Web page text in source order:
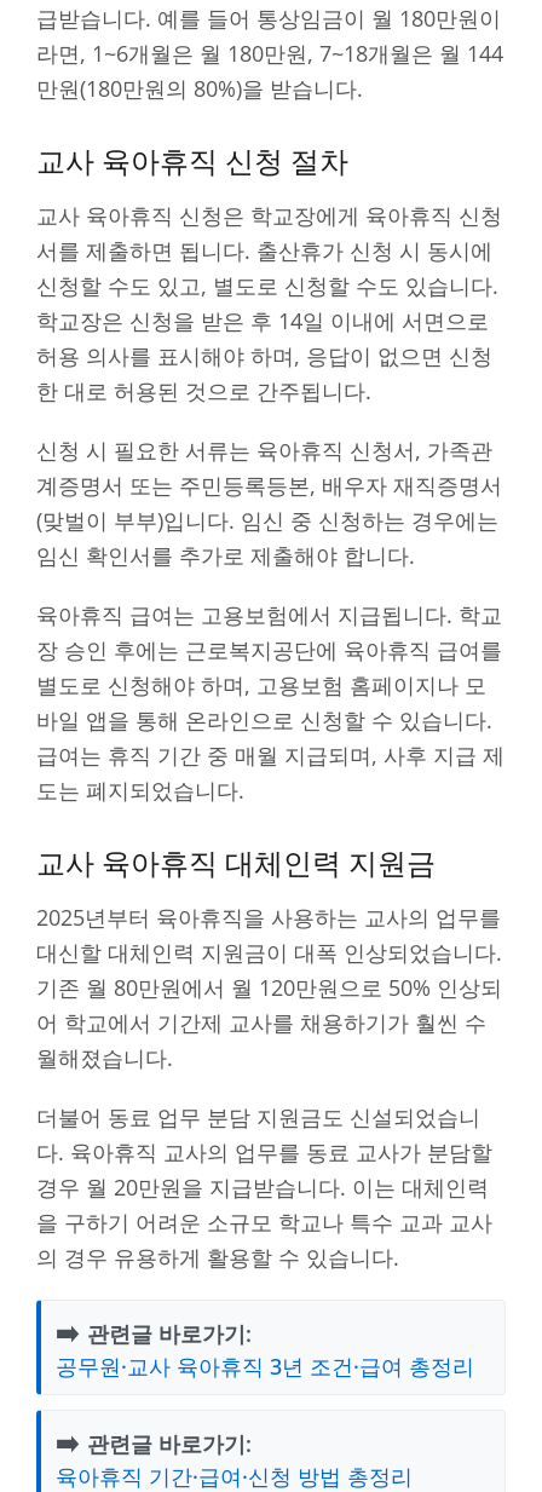
급받습니다. 예를 들어 통상임금이 월 180만원이
라면, 1~6개월은 월 180만원, 7~18개월은 월 144
만원(180만원의 80%)을 받습니다.
교사 육아휴직 신청 절차
교사 육아휴직 신청은 학교장에게 육아휴직 신청
서를 제출하면 됩니다. 출산휴가 신청 시 동시에
신청할 수도 있고, 별도로 신청할 수도 있습니다.
학교장은 신청을 받은 후 14일 이내에 서면으로
허용 의사를 표시해야 하며, 응답이 없으면 신청
한 대로 허용된 것으로 간주됩니다.
신청 시 필요한 서류는 육아휴직 신청서, 가족관
계증명서 또는 주민등록등본, 배우자 재직증명서
(맞벌이 부부)입니다. 임신 중 신청하는 경우에는
임신 확인서를 추가로 제출해야 합니다.
육아휴직 급여는 고용보험에서 지급됩니다. 학교
장 승인 후에는 근로복지공단에 육아휴직 급여를
별도로 신청해야 하며, 고용보험 홈페이지나 모
바일 앱을 통해 온라인으로 신청할 수 있습니다.
급여는 휴직 기간 중 매월 지급되며, 사후 지급 제
도는 폐지되었습니다.
교사 육아휴직 대체인력 지원금
2025년부터 육아휴직을 사용하는 교사의 업무를
대신할 대체인력 지원금이 대폭 인상되었습니다.
기존 월 80만원에서 월 120만원으로 50% 인상되
어 학교에서 기간제 교사를 채용하기가 훨씬 수
월해졌습니다.
더불어 동료 업무 분담 지원금도 신설되었습니
다. 육아휴직 교사의 업무를 동료 교사가 분담할
경우 월 20만원을 지급받습니다. 이는 대체인력
을 구하기 어려운 소규모 학교나 특수 교과 교사
의 경우 유용하게 활용할 수 있습니다.
➡️ 관련글 바로가기:
공무원·교사 육아휴직 3년 조건·급여 총정리
➡️ 관련글 바로가기:
육아휴직 기간·급여·신청 방법 총정리